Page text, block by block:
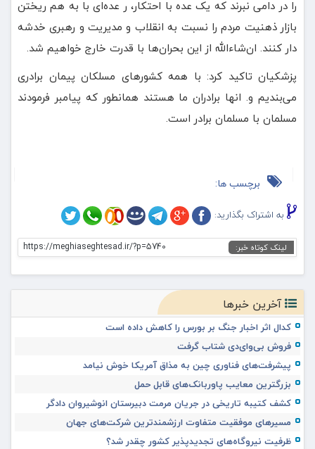
را در دامی نبرند که یک عده با احتکار، ر عده‌ای با به هم ریختن
بازار ذهنیت مردم را نسبت به انقلاب و مدیریت و رهبری خدشه
دار کنند. ان‌شاءالله از این بحران‌ها با قدرت خارج خواهیم شد.
پزشکیان تاکید کرد: با همه کشورهای مسلکان پیمان برادری
می‌بندیم و. انها برادران ما هستند همانطور که پیامبر فرمودند
مسلمان با مسلمان برادر است.
برچسب ها:
به اشتراک بگذارید:
لینک کوتاه خبر: https://meghiaseghtesad.ir/?p=5740
آخرین خبرها
کدال اثر اخبار جنگ بر بورس را کاهش داده است
فروش بی‌وای‌دی شتاب گرفت
پیشرفت‌های فناوری چین به مذاق آمریکا خوش نیامد
بزرگترین معایب پاوربانک‌های قابل حمل
کشف کتیبه تاریخی در جریان مرمت دبیرستان انوشیروان دادگر
مسیرهای موفقیت متفاوت ارزشمندترین شرکت‌های جهان
ظرفیت نیروگاه‌های تجدیدپذیر کشور چقدر شد؟